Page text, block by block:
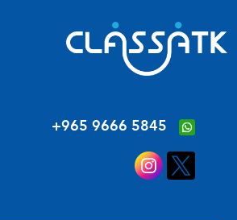
‪+965 9666 5845‬